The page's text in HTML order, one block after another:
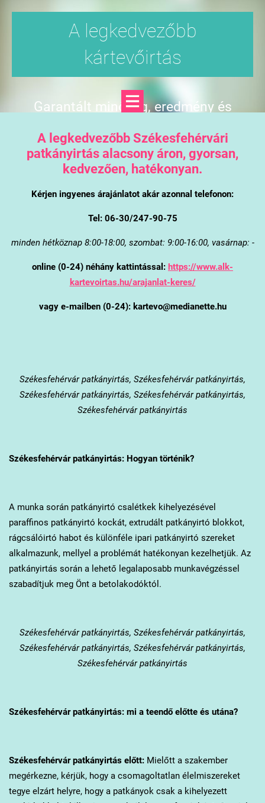
A legkedvezőbb
kártevőirtás
Garantált minőség, eredmény és
A legkedvezőbb Székesfehérvári
patkányirtás alacsony áron, gyorsan,
kedvezően, hatékonyan.
Kérjen ingyenes árajánlatot akár azonnal telefonon:
Tel: 06-30/247-90-75
minden hétköznap 8:00-18:00, szombat: 9:00-16:00, vasárnap: -
online (0-24) néhány kattintással: https://www.alk-
kartevoirtas.hu/arajanlat-keres/
vagy e-mailben (0-24): kartevo@medianette.hu
Székesfehérvárpatkányirtás, Székesfehérvár patkányirtás,
Székesfehérvár patkányirtás, Székesfehérvár patkányirtás,
Székesfehérvár patkányirtás
Székesfehérvárpatkányirtás: Hogyan történik?
A munka során patkányirtó csalétkek kihelyezésével
paraffinos patkányirtó kockát, extrudált patkányirtó blokkot,
rágcsálóirtó habot és különféle ipari patkányirtó szereket
alkalmazunk, mellyel a problémát hatékonyan kezelhetjük. Az
patkányirtás során a lehető legalaposabb munkavégzéssel
szabadítjuk meg Önt a betolakodóktól.
Székesfehérvárpatkányirtás, Székesfehérvár patkányirtás,
Székesfehérvár patkányirtás, Székesfehérvár patkányirtás,
Székesfehérvár patkányirtás
Székesfehérvárpatkányirtás: mi a teendő előtte és utána?
Székesfehérvárpatkányirtás előtt:Mielőtt a szakember
megérkezne, kérjük, hogy a csomagoltatlan élelmiszereket
tegye elzárt helyre, hogy a patkányok csak a kihelyezett